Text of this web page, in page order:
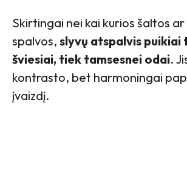
Skirtingai nei kai kurios šaltos
spalvos, slyvų atspalvis puikiai
šviesiai, tiek tamsesnei odai.
kontrasto, bet harmoningai
įvaizdį.